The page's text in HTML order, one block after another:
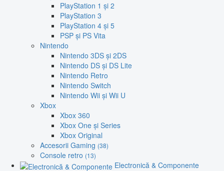
PlayStation 1 și 2
PlayStation 3
PlayStation 4 și 5
PSP și PS Vita
Nintendo
Nintendo 3DS și 2DS
Nintendo DS și DS Lite
Nintendo Retro
Nintendo Switch
Nintendo Wii și Wii U
Xbox
Xbox 360
Xbox One și Series
Xbox Original
Accesorii Gaming (38)
Console retro (13)
Electronică & Componente